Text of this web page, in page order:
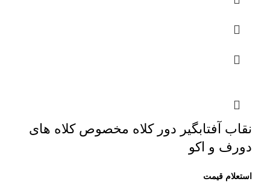
نقاب آفتابگیر دور کلاه مخصوص کلاه های
دورف و اکو